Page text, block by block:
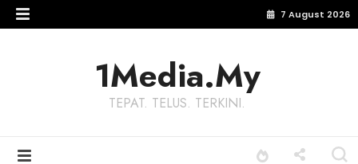
7 August 2026
1Media.My
TEPAT. TELUS. TERKINI.